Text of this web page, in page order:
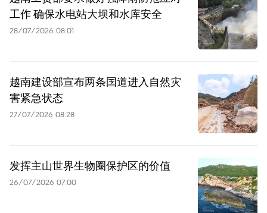
工作 确保水电站大坝和水库安全
28/07/2026 08:01
越南建设部宣布两条国道进入自然灾
害紧急状态
27/07/2026 08:28
发挥主山世界生物圈保护区的价值
26/07/2026 07:00